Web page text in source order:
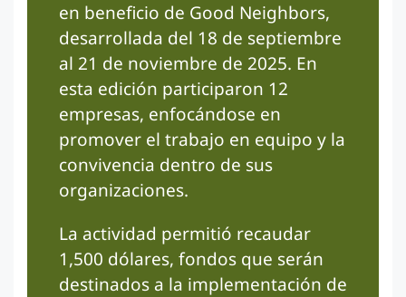
en beneficio de Good Neighbors,
desarrollada del 18 de septiembre
al 21 de noviembre de 2025. En
esta edición participaron 12
empresas, enfocándose en
promover el trabajo en equipo y la
convivencia dentro de sus
organizaciones.
La actividad permitió recaudar
1,500 dólares, fondos que serán
destinados a la implementación de